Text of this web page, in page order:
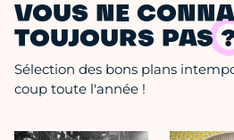
VOUS NE
TOUJOURS PAS
Sélection des bons plans
coup toute l'année !